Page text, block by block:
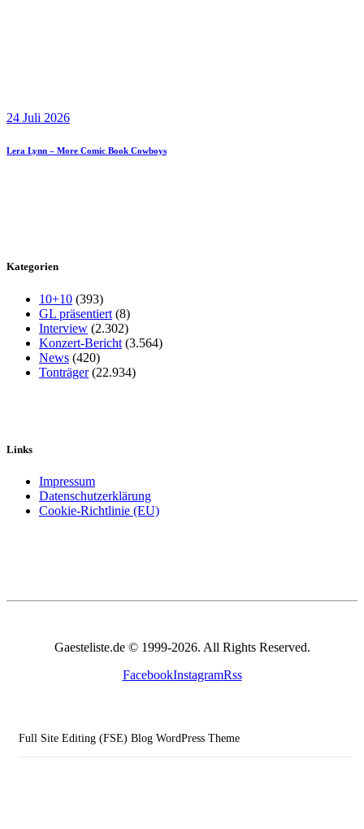
24 Juli 2026
Lera Lynn – More Comic Book Cowboys
Kategorien
10+10 (393)
GL präsentiert (8)
Interview (2.302)
Konzert-Bericht (3.564)
News (420)
Tonträger(22.934)
Links
Impressum
Datenschutzerklärung
Cookie-Richtlinie (EU)
Gaesteliste.de © 1999-2026. All Rights Reserved.
FacebookInstagramRss
Full Site Editing (FSE) Blog WordPress Theme